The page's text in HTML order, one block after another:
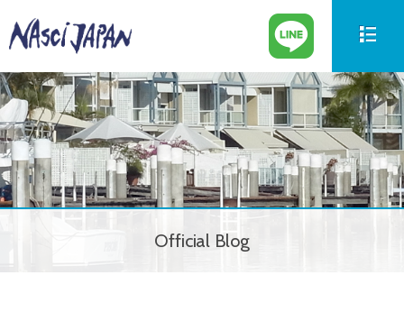
New Boat
新艇情報
Used Boat
中古艇情報
Parts
パーツ情報
Official Blog